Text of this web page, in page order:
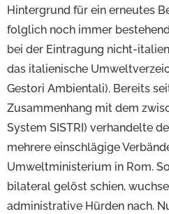
Hintergrund für ein erneutes
folglich noch immer
bei der Eintragung nicht-
das italienische
Gestori Ambientali). Bereits
Zusammenhang mit dem
System SISTRI) verhandelte
mehrere einschlägige
Umweltministerium in Rom.
bilateral gelöst schien,
administrative Hürden nach.